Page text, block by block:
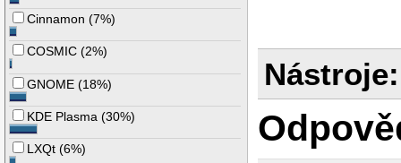
Cinnamon (7%)
COSMIC (2%)
GNOME (18%)
KDE Plasma (30%)
LXQt (6%)
Nástroje: